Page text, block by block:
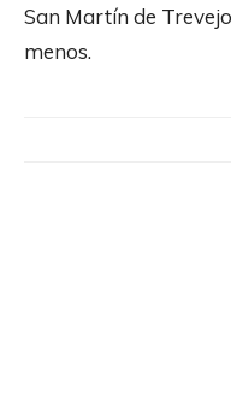
San Martín de
menos.